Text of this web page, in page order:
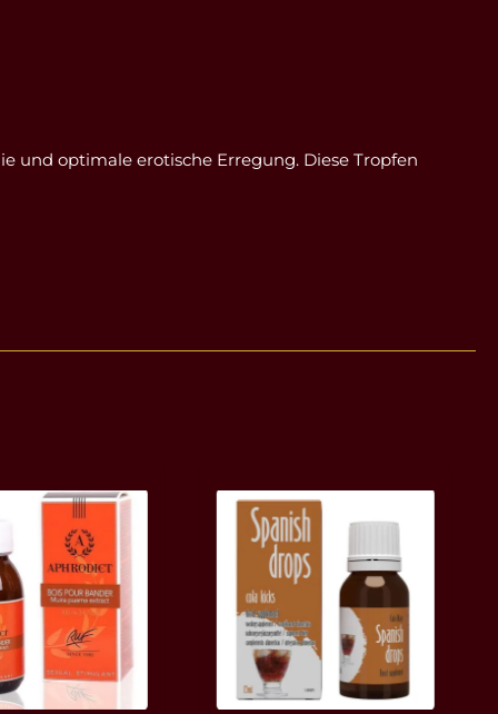
und optimale erotische Erregung. Diese Tropfen